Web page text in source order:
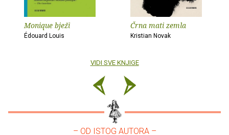
Monique bježi
Édouard Louis
Črna mati zemla
Kristian Novak
VIDI SVE KNJIGE
– OD ISTOG AUTORA –